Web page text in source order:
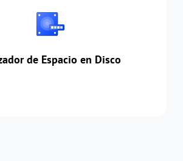
de Espacio en Disco
espacio para liberar espacio en
de forma eficiente y rápida.